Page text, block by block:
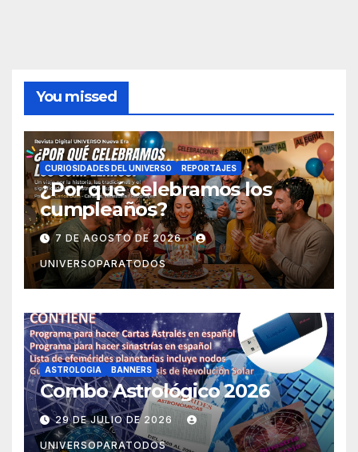
You missed
CURIOSIDADES DEL UNIVERSO REPORTAJES
¿Por qué celebramos los
cumpleaños?
7 DE AGOSTO DE 2026
UNIVERSOPARATODOS
ASTROLOGIA BANNERS
Combo Astrológico 2026
29 DE JULIO DE 2026
UNIVERSOPARATODOS